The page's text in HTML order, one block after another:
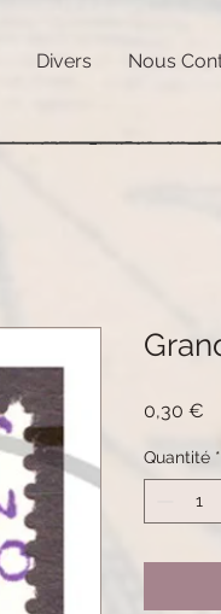
Divers Nous
0,30 €
Quantité *